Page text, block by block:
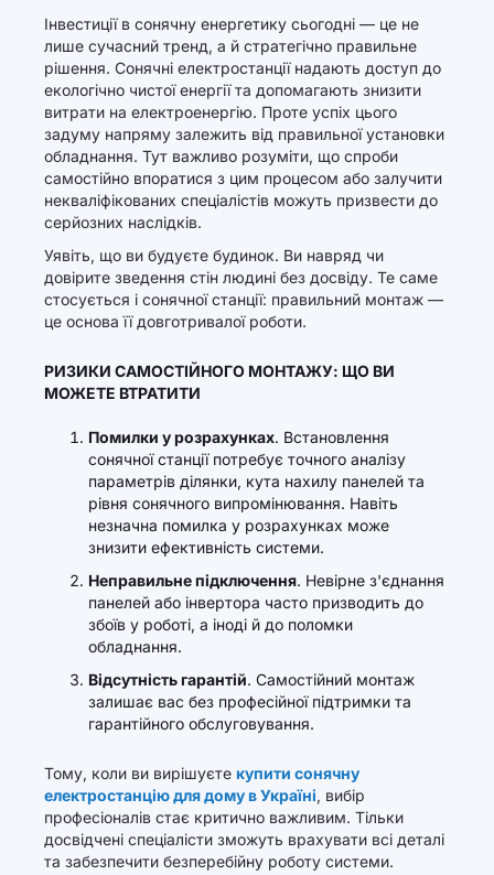
Інвестиції в сонячну енергетику сьогодні — це не
лише сучасний тренд, а й стратегічно правильне
рішення. Сонячні електростанції надають доступ до
екологічно чистої енергії та допомагають знизити
витрати на електроенергію. Проте успіх цього
задуму напряму залежить від правильної установки
обладнання. Тут важливо розуміти, що спроби
самостійно впоратися з цим процесом або залучити
некваліфікованих спеціалістів можуть призвести до
серйозних наслідків.
Уявіть, що ви будуєте будинок. Ви навряд чи
довірите зведення стін людині без досвіду. Те саме
стосується і сонячної станції: правильний монтаж —
це основа її довготривалої роботи.
РИЗИКИ САМОСТІЙНОГО МОНТАЖУ: ЩО ВИ
МОЖЕТЕ ВТРАТИТИ
Помилки у розрахунках. Встановлення
сонячної станції потребує точного аналізу
параметрів ділянки, кута нахилу панелей та
рівня сонячного випромінювання. Навіть
незначна помилка у розрахунках може
знизити ефективність системи.
Неправильне підключення. Невірне з'єднання
панелей або інвертора часто призводить до
збоїв у роботі, а іноді й до поломки
обладнання.
Відсутність гарантій. Самостійний монтаж
залишає вас без професійної підтримки та
гарантійного обслуговування.
Тому, коли ви вирішуєте купити сонячну
електростанцію для дому в Україні, вибір
професіоналів стає критично важливим. Тільки
досвідчені спеціалісти зможуть врахувати всі деталі
та забезпечити безперебійну роботу системи.